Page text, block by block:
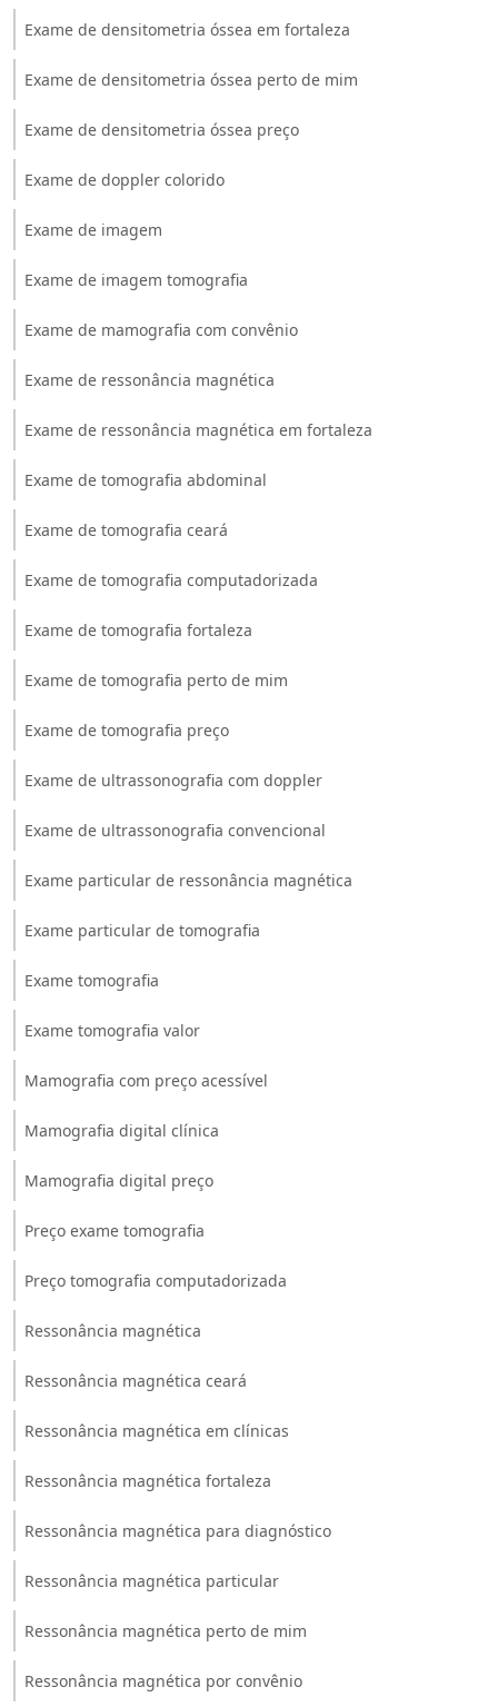
Exame de densitometria óssea em fortaleza
Exame de densitometria óssea perto de mim
Exame de densitometria óssea preço
Exame de doppler colorido
Exame de imagem
Exame de imagem tomografia
Exame de mamografia com convênio
Exame de ressonância magnética
Exame de ressonância magnética em fortaleza
Exame de tomografia abdominal
Exame de tomografia ceará
Exame de tomografia computadorizada
Exame de tomografia fortaleza
Exame de tomografia perto de mim
Exame de tomografia preço
Exame de ultrassonografia com doppler
Exame de ultrassonografia convencional
Exame particular de ressonância magnética
Exame particular de tomografia
Exame tomografia
Exame tomografia valor
Mamografia com preço acessível
Mamografia digital clínica
Mamografia digital preço
Preço exame tomografia
Preço tomografia computadorizada
Ressonância magnética
Ressonância magnética ceará
Ressonância magnética em clínicas
Ressonância magnética fortaleza
Ressonância magnética para diagnóstico
Ressonância magnética particular
Ressonância magnética perto de mim
Ressonância magnética por convênio